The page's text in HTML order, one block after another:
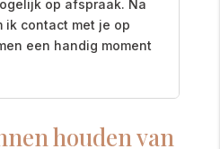
op afspraak. Na
ik contact met je op
een handig moment
houden van